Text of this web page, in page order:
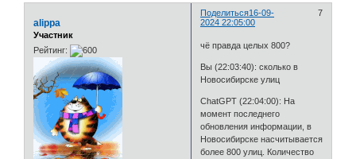
Поделиться 7
16-09-
2024 22:05:00
alippa
Участник
Рейтинг:
чё правда целых 800?
Вы (22:03:40): сколько в
Новосибирске улиц
ChatGPT (22:04:00): На
момент последнего
обновления информации, в
Новосибирске насчитывается
более 800 улиц. Количество